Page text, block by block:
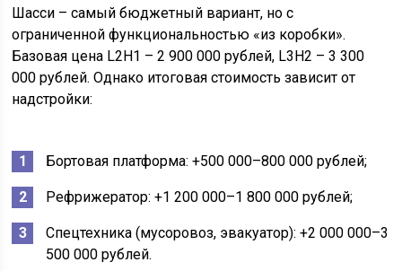
Шасси – самый бюджетный вариант, но с
ограниченной функциональностью «из коробки».
Базовая цена L2H1 – 2 900 000 рублей, L3H2 – 3 300
000 рублей. Однако итоговая стоимость зависит от
надстройки:
Бортовая платформа: +500 000–800 000 рублей;
Рефрижератор: +1 200 000–1 800 000 рублей;
Спецтехника (мусоровоз, эвакуатор): +2 000 000–3
500 000 рублей.